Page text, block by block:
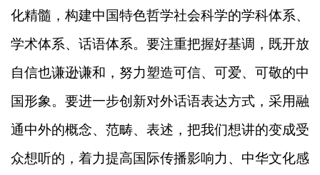
化精髓，构建中国特色哲学社会科学的学科体系、
学术体系、话语体系。要注重把握好基调，既开放
自信也谦逊谦和，努力塑造可信、可爱、可敬的中
国形象。要进一步创新对外话语表达方式，采用融
通中外的概念、范畴、表述，把我们想讲的变成受
众想听的，着力提高国际传播影响力、中华文化感